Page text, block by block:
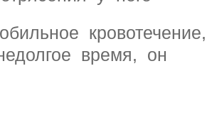
время, он